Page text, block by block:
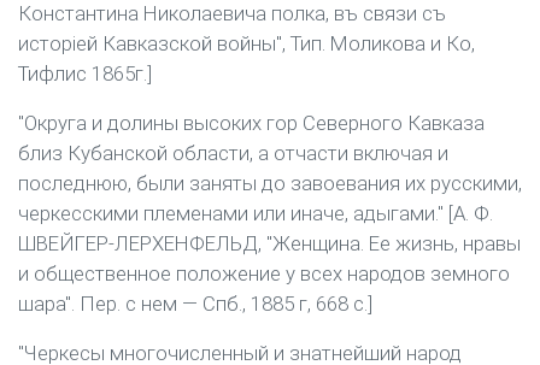
Константина Николаевича полка, въ связи съ
исторiей Кавказской войны", Тип. Моликова и Ко,
Тифлис 1865г.]
"Округа и долины высоких гор Северного Кавказа
близ Кубанской области, а отчасти включая и
последнюю, были заняты до завоевания их русскими,
черкесскими племенами или иначе, адыгами." [А. Ф.
ШВЕЙГЕР-ЛЕРХЕНФЕЛЬД, "Женщина. Ее жизнь, нравы
и общественное положение у всех народов земного
шара". Пер. с нем — Спб., 1885 г, 668 с.]
"Черкесы многочисленный и знатнейший народ